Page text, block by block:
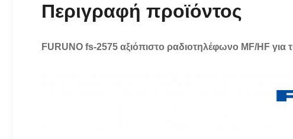
Περιγραφή προϊόντος
FURUNO fs-2575 αξιόπιστο ραδιοτηλέφωνο MF/HF για